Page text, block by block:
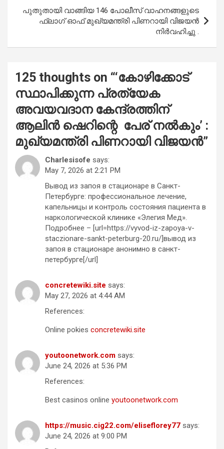
പുതുതായി വാങ്ങിയ 146 പോലീസ് വാഹനങ്ങളുടെ
ഫ്ലാഗ് ഓഫ് മുഖ്യമന്ത്രി പിണറായി വിജയൻ
നിർവഹിച്ചു .
125 thoughts on “‘കോഴിക്കോട്
സ്ഥാപിക്കുന്ന പ്രത്യേക
അവയവദാന കേന്ദ്രത്തിന്
ആലിൻ ഷെറിന്റെ പേര് നൽകും’ :
മുഖ്യമന്ത്രി പിണറായി വിജയൻ”
Charlesisofe says:
May 7, 2026 at 2:21 PM
Вывод из запоя в стационаре в Санкт-
Петербурге: профессиональное лечение,
капельницы и контроль состояния пациента в
наркологической клинике «Элегия Мед».
Подробнее – [url=https://vyvod-iz-zapoya-v-
staczionare-sankt-peterburg-20.ru/]вывод из
запоя в стационаре анонимно в санкт-
петербурге[/url]
concretewiki.site says:
May 27, 2026 at 4:44 AM
References:
Online pokies concretewiki.site
youtoonetwork.com says:
June 24, 2026 at 5:36 PM
References:
Best casinos online youtoonetwork.com
https://music.cig22.com/eliseflorey77 says:
June 24, 2026 at 9:00 PM